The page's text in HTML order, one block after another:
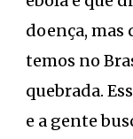
doença, mas
temos no
quebrada.
e a gente